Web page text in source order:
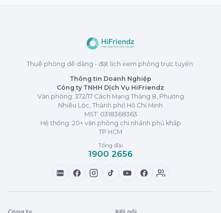
Thuê phòng dễ dàng - đặt lịch xem phòng trực tuyến.
Thông tin Doanh Nghiệp
Công ty TNHH Dịch Vụ HiFriendz
Văn phòng: 372/17 Cách Mạng Tháng 8, Phường
Nhiêu Lộc, Thành phố Hồ Chí Minh
MST: 0318368363
Hệ thống: 20+ văn phòng chi nhánh phủ khắp
TP.HCM
Tổng đài
1900 2656
Zalo